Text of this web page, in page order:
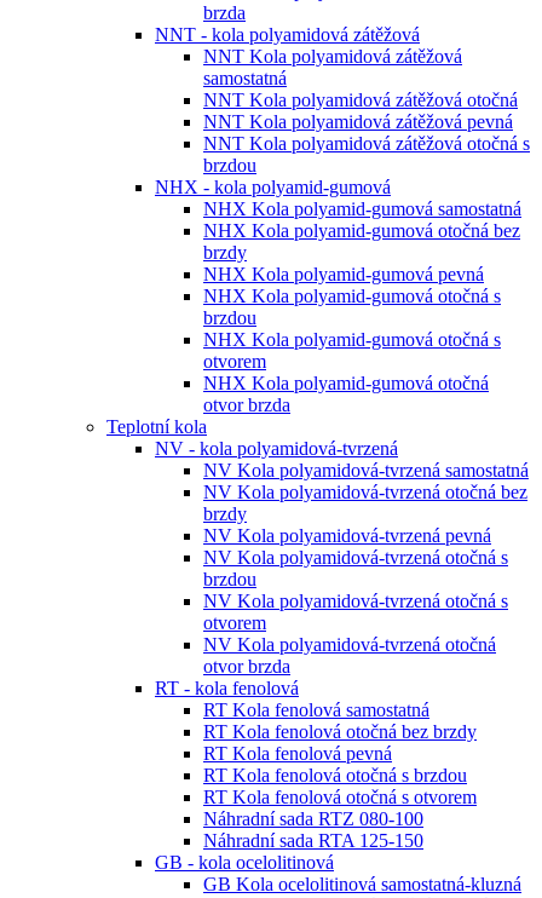
brzda
NNT - kola polyamidová zátěžová
NNT Kola polyamidová zátěžová
samostatná
NNT Kola polyamidová zátěžová otočná
NNT Kola polyamidová zátěžová pevná
NNT Kola polyamidová zátěžová otočná s
brzdou
NHX - kola polyamid-gumová
NHX Kola polyamid-gumová samostatná
NHX Kola polyamid-gumová otočná bez
brzdy
NHX Kola polyamid-gumová pevná
NHX Kola polyamid-gumová otočná s
brzdou
NHX Kola polyamid-gumová otočná s
otvorem
NHX Kola polyamid-gumová otočná
otvor brzda
Teplotní kola
NV - kola polyamidová-tvrzená
NV Kola polyamidová-tvrzená samostatná
NV Kola polyamidová-tvrzená otočná bez
brzdy
NV Kola polyamidová-tvrzená pevná
NV Kola polyamidová-tvrzená otočná s
brzdou
NV Kola polyamidová-tvrzená otočná s
otvorem
NV Kola polyamidová-tvrzená otočná
otvor brzda
RT - kola fenolová
RT Kola fenolová samostatná
RT Kola fenolová otočná bez brzdy
RT Kola fenolová pevná
RT Kola fenolová otočná s brzdou
RT Kola fenolová otočná s otvorem
Náhradní sada RTZ 080-100
Náhradní sada RTA 125-150
GB - kola ocelolitinová
GB Kola ocelolitinová samostatná-kluzná